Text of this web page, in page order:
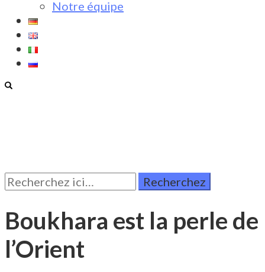
Notre équipe
Rechercher:
Boukhara est la perle de
l’Orient